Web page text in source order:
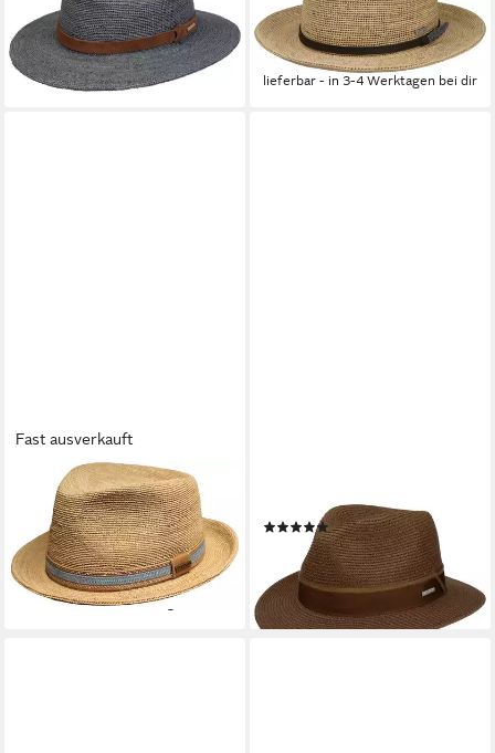
Crochet
149,00 €
lieferbar - in 3-4 Werktagen bei dir
Raffia mit Lederband und
Metall-Feder
169,00 €
lieferbar - in 3-4 Werktagen bei dir
Fast ausverkauft
STETSON
Strohhut Player aus Raffia
Crochet mit Zierband aus
Leder und Jeans-Stoff
149,00 €
lieferbar - in 3-4 Werktagen bei dir
Sonnenhut (1-St) Sommerhut
(1)
89,00 €
lieferbar - in 3-4 Werktagen bei dir